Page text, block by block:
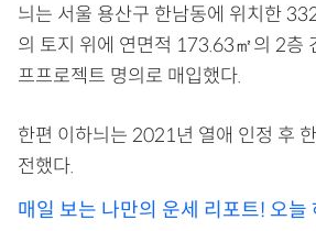
늬는 서울 용산구 한남동에 위치한
의 토지 위에 연면적 173.63㎡의 2층
프프로젝트 명의로 매입했다.
한편 이하늬는 2021년 열애 인정 후
전했다.
매일 보는 나만의 운세 리포트! 오늘